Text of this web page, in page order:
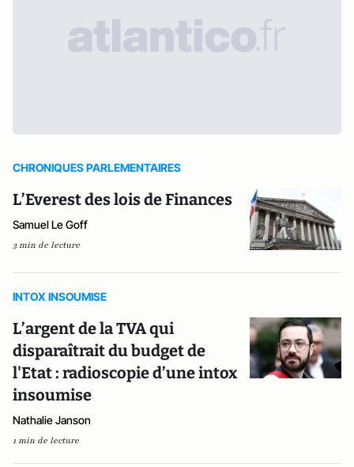
CHRONIQUES PARLEMENTAIRES
L’Everest des lois de Finances
Samuel Le Goff
3 min de lecture
INTOX INSOUMISE
L’argent de la TVA qui
disparaîtrait du budget de
l'Etat : radioscopie d’une intox
insoumise
Nathalie Janson
1 min de lecture